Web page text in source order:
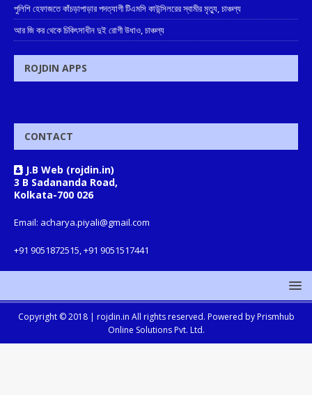
পুলিশি হেফাজতে কাঁচড়াপাড়ার পদত্যাগী টিএমসি কাউন্সিলরের স্বামীর মৃত্যু, চাঞ্চল্য
আর জি কর থেকে চিকিৎসাধীন দুই রোগী উধাও, চাঞ্চল্য
ROJDIN APPS
CONTACT
J.B Web (rojdin.in)
3 B Sadananda Road,
Kolkata-700 026
Email: acharya.piyali@gmail.com
+91 9051872515, +91 9051517441
Copyright © 2018 | rojdin.in All rights reserved. Powered by Prismhub
Online Solutions Pvt. Ltd.